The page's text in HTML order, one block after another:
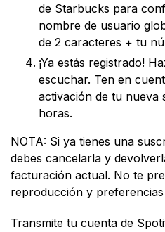
de Starbucks para
nombre de usuario
de 2 caracteres + tu
¡Ya estás registrado!
escuchar. Ten en
activación de tu nueva
horas.
NOTA: Si ya tienes una
debes cancelarla y
facturación actual. No te
reproducción y
Transmite tu cuenta de